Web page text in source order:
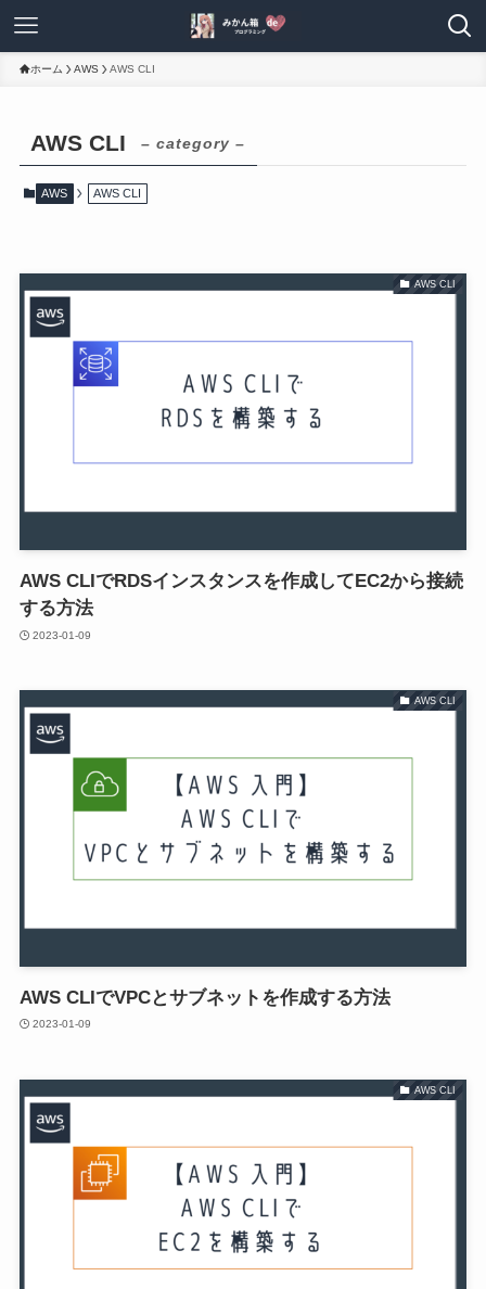
ホーム AWS AWS CLI
AWS CLI – category –
AWS AWS CLI
AWS CLI
AWS CLIでRDSインスタンスを作成してEC2から接続
する方法
2023-01-09
AWS CLI
AWS CLIでVPCとサブネットを作成する方法
2023-01-09
AWS CLI